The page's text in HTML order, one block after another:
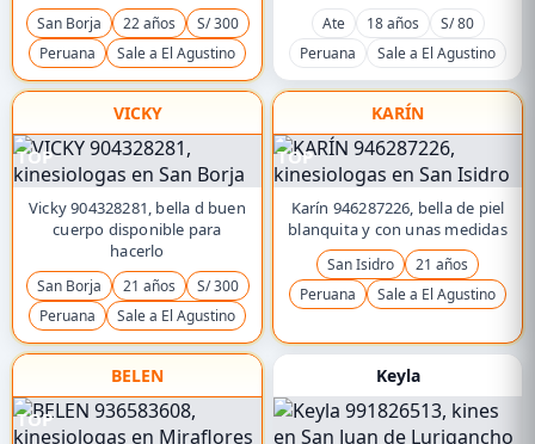
San Borja 22 años
S/ 300
Peruana
Sale a El Agustino
Ate 18 años
S/ 80
Peruana
Sale a El Agustino
VICKY
TOP
Vicky 904328281, bella d buen
cuerpo disponible para
hacerlo
San Borja 21 años
S/ 300
Peruana
Sale a El Agustino
KARÍN
TOP
Karín 946287226, bella de piel
blanquita y con unas medidas
San Isidro
21 años
Peruana
Sale a El Agustino
BELEN
TOP
Keyla